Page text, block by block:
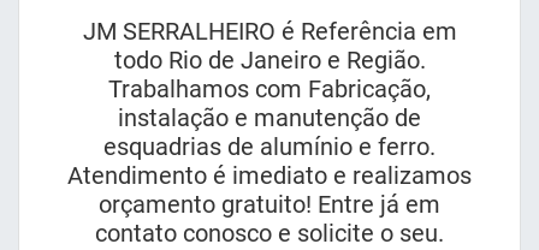
JM SERRALHEIRO é Referência em
todo Rio de Janeiro e Região.
Trabalhamos com Fabricação,
instalação e manutenção de
esquadrias de alumínio e ferro.
Atendimento é imediato e realizamos
orçamento gratuito! Entre já em
contato conosco e solicite o seu.